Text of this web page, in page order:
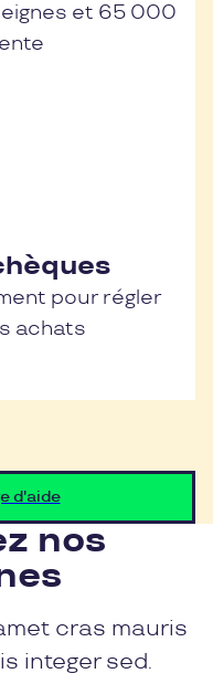
et 65 000
pour régler
achats
d'aide
nos
cras mauris
integer sed.